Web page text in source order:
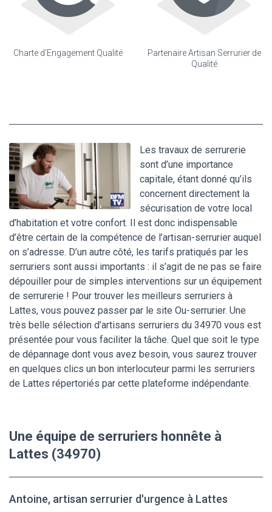
Charte d'Engagement Qualité
Partenaire Artisan Serrurier de
Qualité
Les travaux de serrurerie
sont d’une importance
capitale, étant donné qu’ils
concernent directement la
sécurisation de votre local
d’habitation et votre confort. Il est donc indispensable
d’être certain de la compétence de l’artisan-serrurier auquel
on s’adresse. D’un autre côté, les tarifs pratiqués par les
serruriers sont aussi importants : il s’agit de ne pas se faire
dépouiller pour de simples interventions sur un équipement
de serrurerie ! Pour trouver les meilleurs serruriers à
Lattes, vous pouvez passer par le site Ou-serrurier. Une
très belle sélection d’artisans serruriers du 34970 vous est
présentée pour vous faciliter la tâche. Quel que soit le type
de dépannage dont vous avez besoin, vous saurez trouver
en quelques clics un bon interlocuteur parmi les serruriers
de Lattes répertoriés par cette plateforme indépendante.
Une équipe de serruriers honnête à
Lattes (34970)
Antoine, artisan serrurier d'urgence à Lattes